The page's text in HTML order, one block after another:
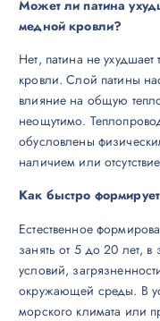
Может ли патина
медной кровли?
Нет, патина не
кровли. Слой патины
влияние на общую
неощутимо.
обусловлены
наличием или
Как быстро
Естественное
занять от 5 до 20 лет, в
условий,
окружающей среды. В
морского климата или